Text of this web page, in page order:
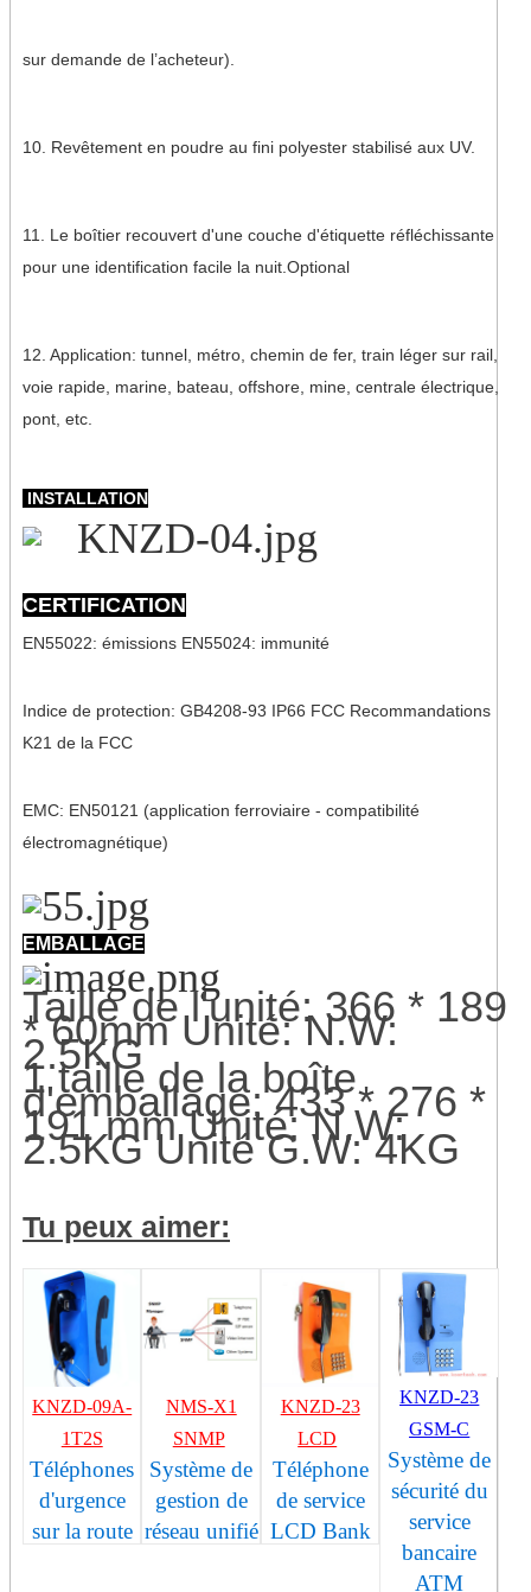
sur demande de l’acheteur).
10. Revêtement en poudre au fini polyester stabilisé aux UV.
11. Le boîtier recouvert d'une couche d'étiquette réfléchissante
pour une identification facile la nuit.Optional
12. Application: tunnel, métro, chemin de fer, train léger sur rail,
voie rapide, marine, bateau, offshore, mine, centrale électrique,
pont, etc.
INSTALLATION
CERTIFICATION
EN55022: émissions EN55024: immunité
Indice de protection: GB4208-93 IP66 FCC Recommandations
K21 de la FCC
EMC: EN50121 (application ferroviaire - compatibilité
électromagnétique)
EMBALLAGE
Taille de l'unité: 366 * 189
* 60mm Unité: N.W:
2.5KG
1 taille de la boîte
d'emballage: 433 * 276 *
191 mm Unité: N.W:
2.5KG Unité G.W: 4KG
Tu peux aimer:
KNZD-09A-
1T2S
Téléphones
d'urgence
sur la route
NMS-X1
SNMP
Système de
gestion de
réseau unifié
KNZD-23
LCD
Téléphone
de service
LCD Bank
KNZD-23
GSM-C
Système de
sécurité du
service
bancaire
ATM